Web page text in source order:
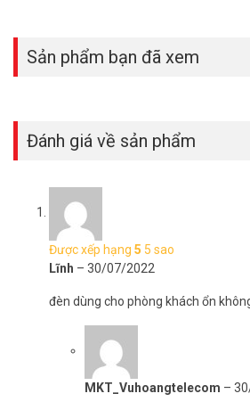
Sản phẩm bạn đã xem
Đánh giá về sản phẩm
Được xếp hạng 5 5 sao
Lĩnh – 30/07/2022
đèn dùng cho phòng khách ổn
MKT_Vuhoangtelecom –